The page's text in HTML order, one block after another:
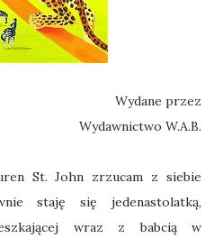
Wydane przez
Wydawnictwo W.A.B.
St. John zrzucam z siebie
staję się jedenastolatką,
wraz z babcią w